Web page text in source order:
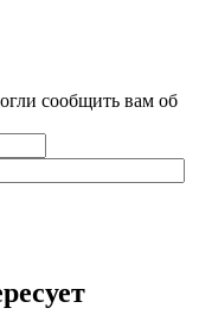
сообщить вам об